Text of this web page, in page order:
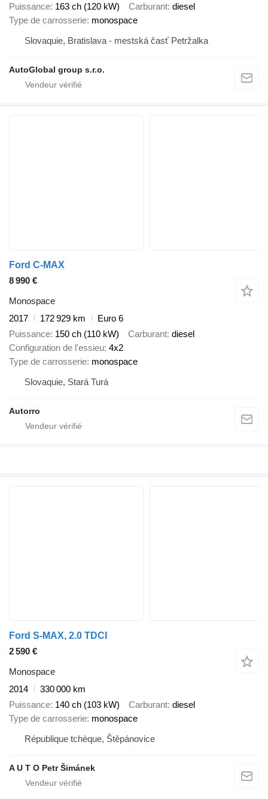
Puissance 163 ch (120 kW) Carburant diesel
Type de carrosserie monospace
Slovaquie, Bratislava - mestská časť Petržalka
AutoGlobal group s.r.o.
Ford C-MAX
8 990 €
Monospace
2017
172 929 km
Euro 6
Puissance 150 ch (110 kW) Carburant diesel
Configuration de l'essieu 4x2
Type de carrosserie monospace
Slovaquie, Stará Turá
Autorro
Ford S-MAX, 2.0 TDCI
2 590 €
Monospace
2014
330 000 km
Puissance 140 ch (103 kW) Carburant diesel
Type de carrosserie monospace
République tchèque, Štěpánovice
A U T O Petr Šimánek